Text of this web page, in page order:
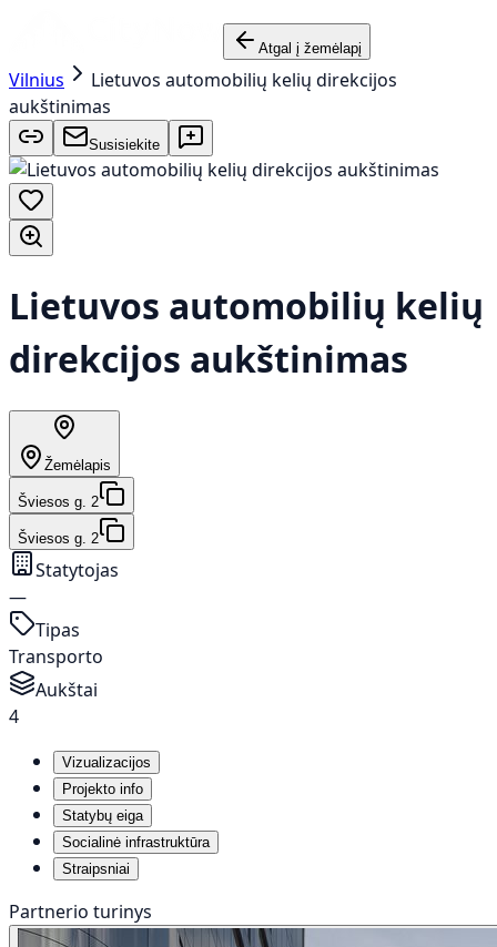
Atgal į žemėlapį
Vilnius
Lietuvos automobilių kelių direkcijos
aukštinimas
Susisiekite
Lietuvos automobilių kelių
direkcijos aukštinimas
Žemėlapis
Šviesos g. 2
Šviesos g. 2
Statytojas
—
Tipas
Transporto
Aukštai
4
Vizualizacijos
Projekto info
Statybų eiga
Socialinė infrastruktūra
Straipsniai
Partnerio turinys